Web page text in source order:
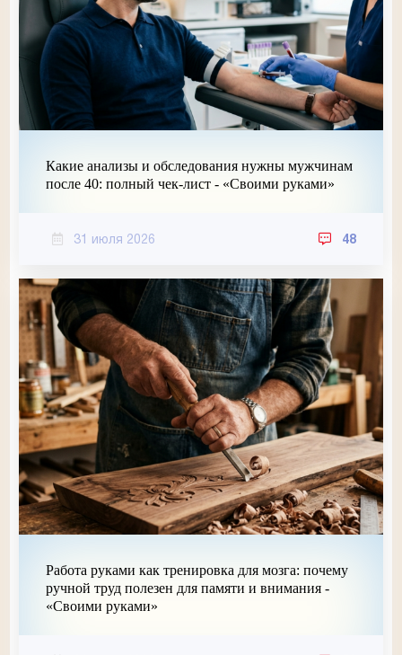
Какие анализы и обследования нужны мужчинам
после 40: полный чек-лист - «Своими руками»
31 июля 2026 48
Работа руками как тренировка для мозга: почему
ручной труд полезен для памяти и внимания -
«Своими руками»